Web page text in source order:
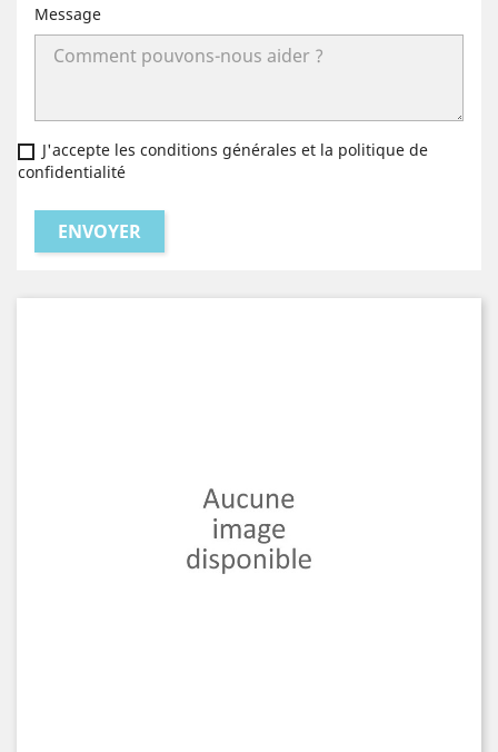
Message
J'accepte les conditions générales et la politique de
confidentialité